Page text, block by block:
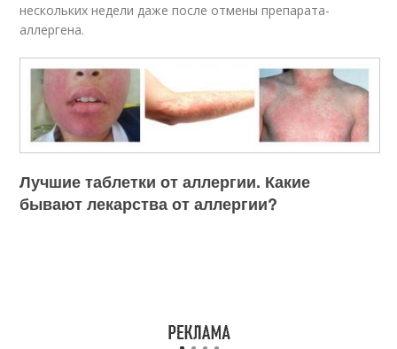
нескольких недели даже после отмены препарата-
аллергена.
Лучшие таблетки от аллергии. Какие
бывают лекарства от аллергии?